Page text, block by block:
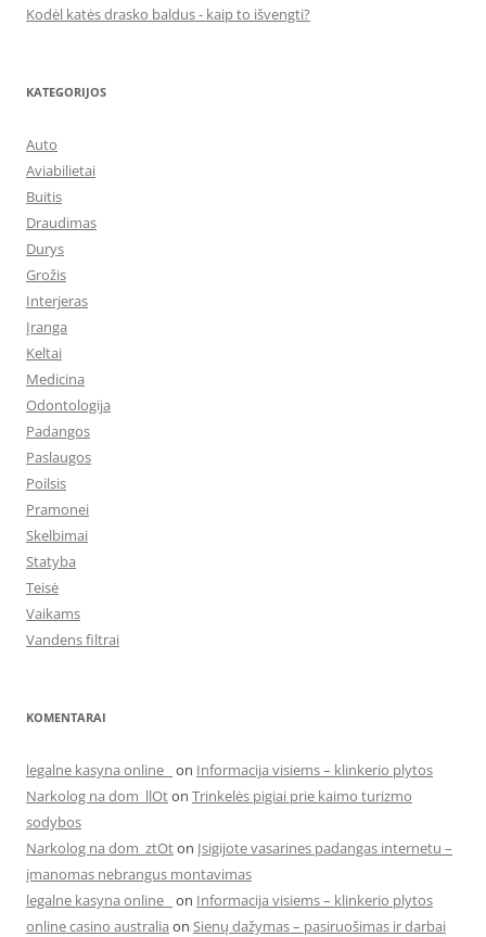
Kodėl katės drasko baldus - kaip to išvengti?
KATEGORIJOS
Auto
Aviabilietai
Buitis
Draudimas
Durys
Grožis
Interjeras
Įranga
Keltai
Medicina
Odontologija
Padangos
Paslaugos
Poilsis
Pramonei
Skelbimai
Statyba
Teisė
Vaikams
Vandens filtrai
KOMENTARAI
legalne kasyna online on Informacija visiems – klinkerio plytos
Narkolog na dom_llOton Trinkelės pigiai prie kaimo turizmo
sodybos
Narkolog na dom_ztOton Įsigijote vasarines padangas internetu –
įmanomas nebrangus montavimas
legalne kasyna online
on Informacija visiems – klinkerio plytos
online casino australia on Sienų dažymas – pasiruošimas ir darbai